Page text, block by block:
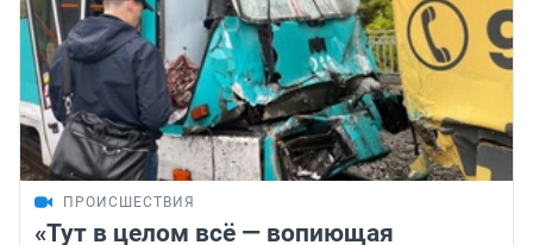
ПРОИСШЕСТВИЯ
«Тут в целом всё — вопиющая